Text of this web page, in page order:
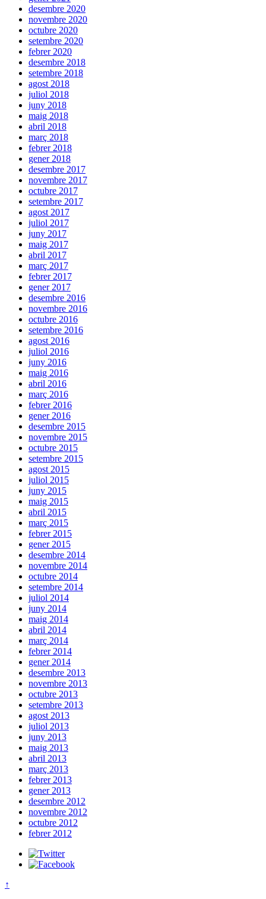
desembre 2020
novembre 2020
octubre 2020
setembre 2020
febrer 2020
desembre 2018
setembre 2018
agost 2018
juliol 2018
juny 2018
maig 2018
abril 2018
març 2018
febrer 2018
gener 2018
desembre 2017
novembre 2017
octubre 2017
setembre 2017
agost 2017
juliol 2017
juny 2017
maig 2017
abril 2017
març 2017
febrer 2017
gener 2017
desembre 2016
novembre 2016
octubre 2016
setembre 2016
agost 2016
juliol 2016
juny 2016
maig 2016
abril 2016
març 2016
febrer 2016
gener 2016
desembre 2015
novembre 2015
octubre 2015
setembre 2015
agost 2015
juliol 2015
juny 2015
maig 2015
abril 2015
març 2015
febrer 2015
gener 2015
desembre 2014
novembre 2014
octubre 2014
setembre 2014
juliol 2014
juny 2014
maig 2014
abril 2014
març 2014
febrer 2014
gener 2014
desembre 2013
novembre 2013
octubre 2013
setembre 2013
agost 2013
juliol 2013
juny 2013
maig 2013
abril 2013
març 2013
febrer 2013
gener 2013
desembre 2012
novembre 2012
octubre 2012
febrer 2012
↑